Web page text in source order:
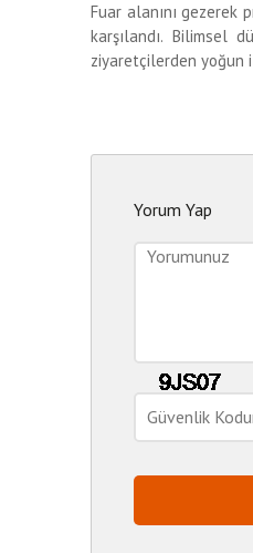
Fuar alanını gezerek
karşılandı. Bilimsel
ziyaretçilerden yoğun
Yorum Yap